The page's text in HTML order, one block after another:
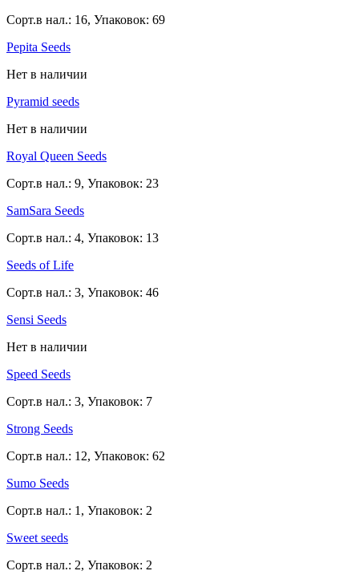
Сорт.в нал.: 16, Упаковок: 69
Pepita Seeds
Нет в наличии
Pyramid seeds
Нет в наличии
Royal Queen Seeds
Сорт.в нал.: 9, Упаковок: 23
SamSara Seeds
Сорт.в нал.: 4, Упаковок: 13
Seeds of Life
Сорт.в нал.: 3, Упаковок: 46
Sensi Seeds
Нет в наличии
Speed Seeds
Сорт.в нал.: 3, Упаковок: 7
Strong Seeds
Сорт.в нал.: 12, Упаковок: 62
Sumo Seeds
Сорт.в нал.: 1, Упаковок: 2
Sweet seeds
Сорт.в нал.: 2, Упаковок: 2